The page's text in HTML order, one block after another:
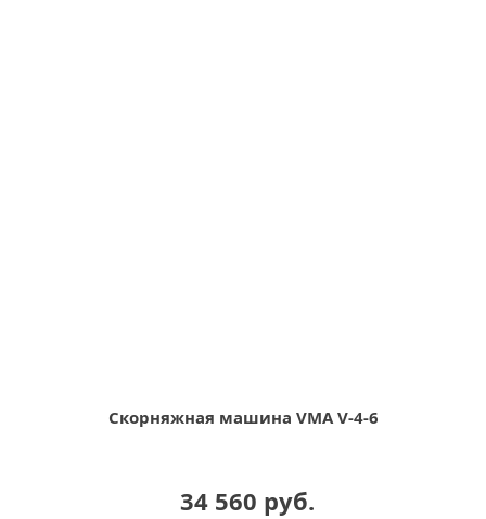
Скорняжная машина VMA V-4-6
34 560 руб.